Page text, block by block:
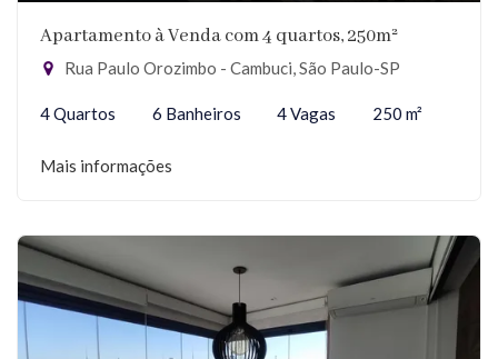
Apartamento à Venda com 4 quartos, 250m²
Rua Paulo Orozimbo - Cambuci, São Paulo-SP
4 Quartos 6 Banheiros 4 Vagas 250 m²
Mais informações